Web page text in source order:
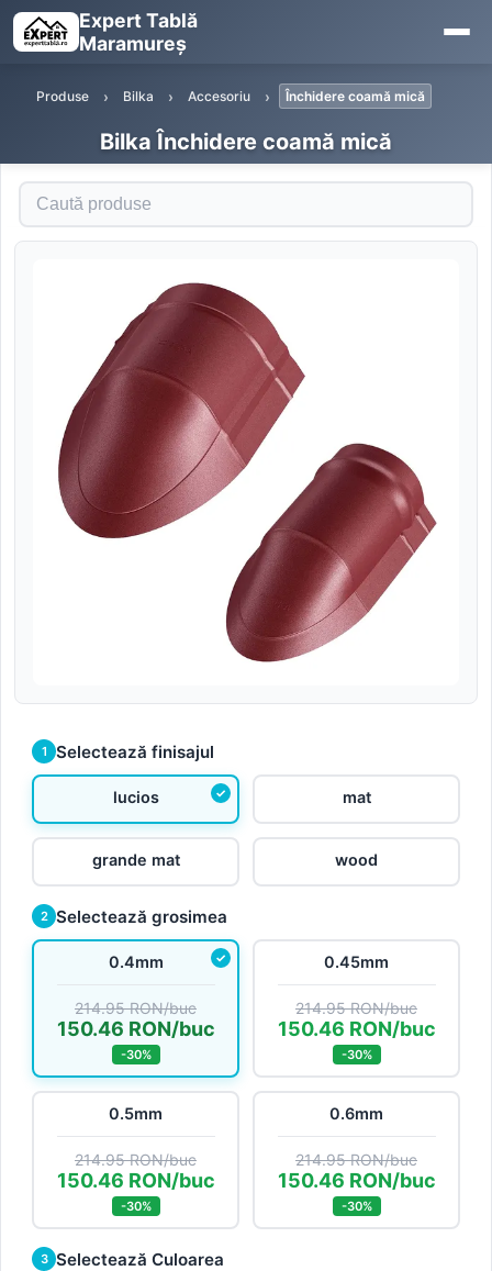
Expert Tablă
Maramureș
Produse Bilka Accesoriu Închidere coamă mică
Bilka Închidere coamă mică
Caută produse
1 Selectează finisajul
lucios mat
grande mat wood
2 Selectează grosimea
0.4mm
214.95 RON/buc
150.46 RON/buc
-30%
0.45mm
214.95 RON/buc
150.46 RON/buc
-30%
0.5mm
214.95 RON/buc
150.46 RON/buc
-30%
0.6mm
214.95 RON/buc
150.46 RON/buc
-30%
3 Selectează Culoarea